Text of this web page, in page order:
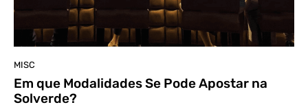
MISC
Em que Modalidades Se Pode Apostar na
Solverde?